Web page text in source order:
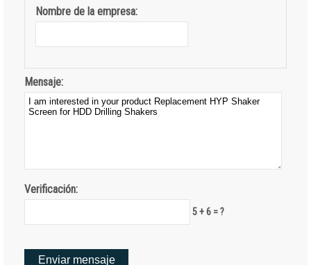
Nombre de la empresa:
Mensaje:
Verificación:
5 + 6 = ?